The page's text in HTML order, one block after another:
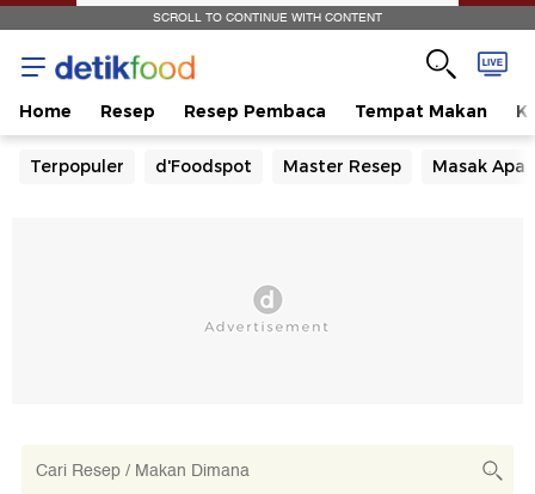
SCROLL TO CONTINUE WITH CONTENT
Home Resep Resep Pembaca Tempat Makan
Terpopuler d'Foodspot Master Resep Masak Apa